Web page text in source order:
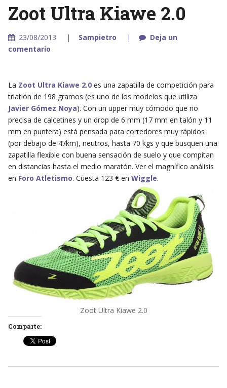
Zoot Ultra Kiawe 2.0
23/08/2013 Sampietro
Deja un
comentario
La Zoot Ultra Kiawe 2.0es una zapatilla de competición para
triatlón de 198 gramos (es uno de los modelos que utiliza
Javier Gómez Noya). Con un upper muy cómodo que no
precisa de calcetines y un drop de 6 mm (17 mm en talón y 11
mm en puntera) está pensada para corredores muy rápidos
(por debajo de 4’/km), neutros, hasta 70 kgs y que busquen una
zapatilla flexible con buena sensación de suelo y que compitan
en distancias hasta el medio maratón. Ver el magnífico análisis
en Foro Atletismo. Cuesta 123 € en Wiggle.
Zoot Ultra Kiawe 2.0
Comparte: